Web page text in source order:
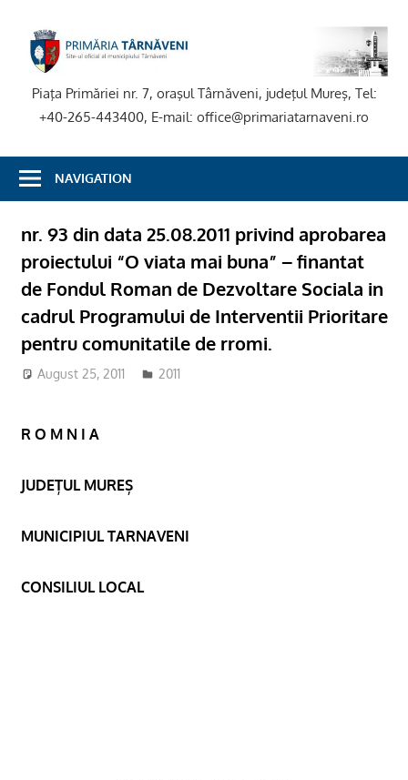
content
Piaţa Primăriei nr. 7, oraşul Târnăveni, judeţul Mureş, Tel:
+40-265-443400, E-mail: office@primariatarnaveni.ro
NAVIGATION
nr. 93 din data 25.08.2011 privind aprobarea
proiectului “O viata mai buna” – finantat
de Fondul Roman de Dezvoltare Sociala in
cadrul Programului de Interventii Prioritare
pentru comunitatile de rromi.
August 25, 2011 2011
R O M N I A
JUDEȚUL MUREȘ
MUNICIPIUL TARNAVENI
CONSILIUL LOCAL